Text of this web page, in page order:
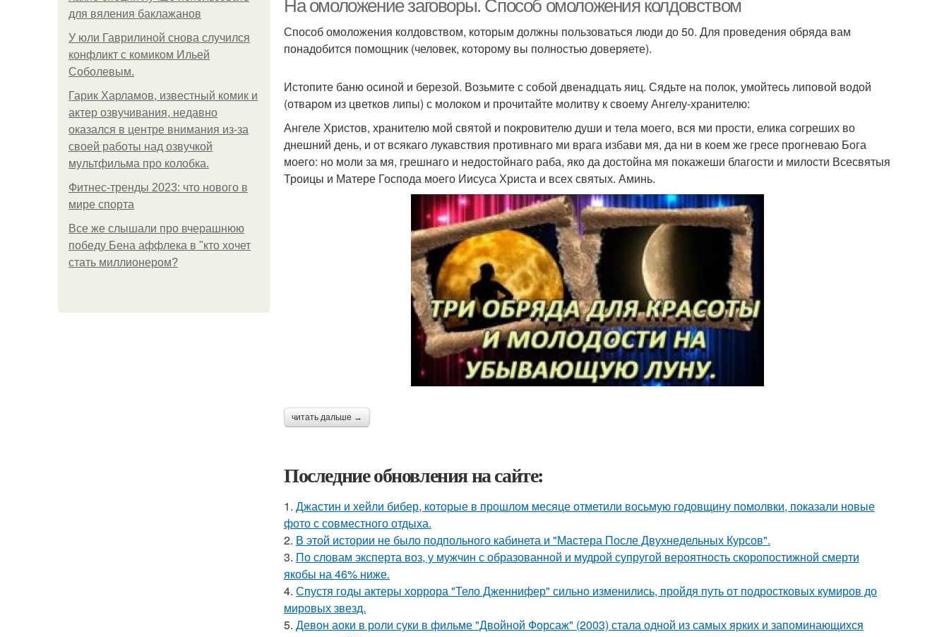
для вяления баклажанов
У юли Гаврилиной снова случился
конфликт с комиком Ильей
Соболевым.
Гарик Харламов, известный комик и
актер озвучивания, недавно
оказался в центре внимания из-за
своей работы над озвучкой
мультфильма про колобка.
Фитнес-тренды 2023: что нового в
мире спорта
Все же слышали про вчерашнюю
победу Бена аффлека в "кто хочет
стать миллионером?
На омоложение заговоры. Способ омоложения колдовством
Способ омоложения колдовством, которым должны пользоваться люди до 50. Для проведения обряда вам
понадобится помощник (человек, которому вы полностью доверяете).
Истопите баню осиной и березой. Возьмите с собой двенадцать яиц. Сядьте на полок, умойтесь липовой водой
(отваром из цветков липы) с молоком и прочитайте молитву к своему Ангелу-хранителю:
Ангеле Христов, хранителю мой святой и покровителю души и тела моего, вся ми прости, елика согреших во
днешний день, и от всякаго лукавствия противнаго ми врага избави мя, да ни в коем же гресе прогневаю Бога
моего: но моли за мя, грешнаго и недостойнаго раба, яко да достойна мя покажеши благости и милости Всесвятыя
Троицы и Матере Господа моего Иисуса Христа и всех святых. Аминь.
читать дальше →
Последние обновления на сайте:
1. Джастин и хейли бибер, которые в прошлом месяце отметили восьмую годовщину помолвки, показали новые
фото с совместного отдыха.
2. В этой истории не было подпольного кабинета и "Мастера После Двухнедельных Курсов".
3. По словам эксперта воз, у мужчин с образованной и мудрой супругой вероятность скоропостижной смерти
якобы на 46% ниже.
4. Спустя годы актеры хоррора "Тело Дженнифер" сильно изменились, пройдя путь от подростковых кумиров до
мировых звезд.
5. Девон аоки в роли суки в фильме "Двойной Форсаж" (2003) стала одной из самых ярких и запоминающихся